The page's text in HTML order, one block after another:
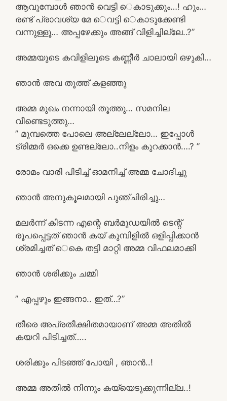
ആവുമ്പോൾ ഞാൻ വെട്ടി െകാടുക്കും…! ഹൂം…
രണ്ട് പ്രാവശ്യ മേ െവട്ടി െകാടുക്കേണ്ടി
വന്നുള്ളൂ… അപ്പഴേക്കും അങ്ങ് വിളിച്ചില്ലേ..?”
അമ്മയുടെ കവിളിലൂടെ കണ്ണീർ ചാലായി ഒഴുകി…
ഞാൻ അവ തൂത്ത് കളഞ്ഞു
അമ്മ മുഖം നന്നായി തൂത്തു… സമനില
വീണ്ടെടുത്തു…
” മുമ്പത്തെ പോലെ അല്ലേല്ലോ… ഇപ്പോൾ
ട്രിമ്മർ ഒക്കെ ഉണ്ടല്ലോ..നീളം കുറക്കാൻ….? ”
രോമം വാരി പിടിച്ച് ഓമനിച്ച് അമ്മ ചോദിച്ചു
ഞാൻ അനുകൂലമായി പുഞ്ചിരിച്ചു…
മലർന്ന് കിടന്ന എന്റെ ബർമുഡയിൽ ടെന്റ്
രൂപപ്പെട്ടത് ഞാൻ കയ് കുമ്പിളിൽ ഒളിപ്പിക്കാൻ
ശ്രമിച്ചത് െകെ തട്ടി മാറ്റി അമ്മ വിഫലമാക്കി
ഞാൻ ശരിക്കും ചമ്മി
” എപ്പഴും ഇങ്ങനാ.. ഇത്…?”
തീരെ അപ്രതീക്ഷിതമായാണ് അമ്മ അതിൽ
കയറി പിടിച്ചത്…..
ശരിക്കും പിടഞ്ഞ് പോയി , ഞാൻ..!
അമ്മ അതിൽ നിന്നും കയ്യെടുക്കുന്നില്ല..!